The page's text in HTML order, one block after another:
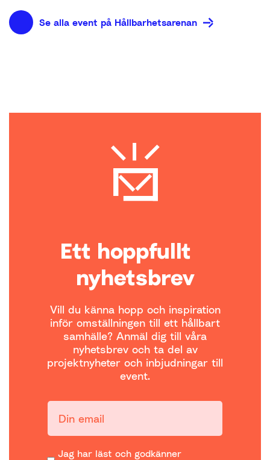
Se alla event på Hållbarhetsarenan
Ett hoppfullt
nyhetsbrev
Vill du känna hopp och inspiration
inför omställningen till ett hållbart
samhälle? Anmäl dig till våra
nyhetsbrev och ta del av
projektnyheter och inbjudningar till
event.
Jag har läst och godkänner